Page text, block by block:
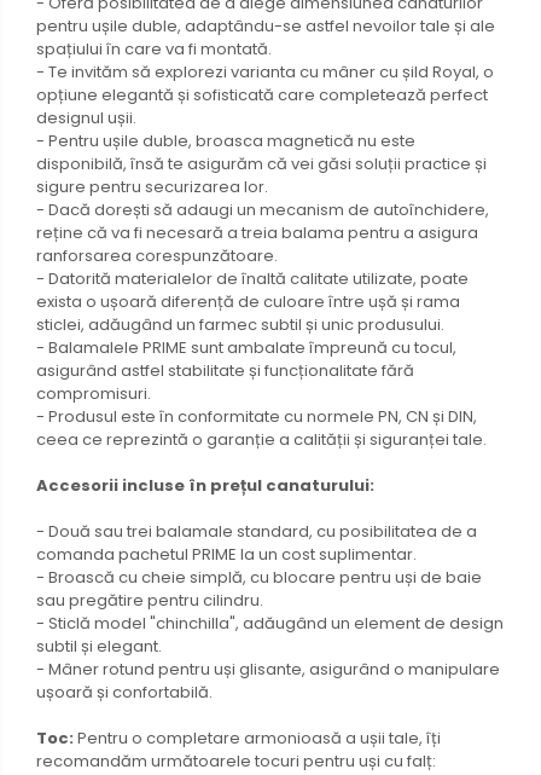
pentru ușile duble, adaptându-se astfel nevoilor tale și ale
spațiului în care va fi montată.
- Te invităm să explorezi varianta cu mâner cu șild Royal, o
opțiune elegantă și sofisticată care completează perfect
designul ușii.
- Pentru ușile duble, broasca magnetică nu este
disponibilă, însă te asigurăm că vei găsi soluții practice și
sigure pentru securizarea lor.
- Dacă dorești să adaugi un mecanism de autoînchidere,
reține că va fi necesară a treia balama pentru a asigura
ranforsarea corespunzătoare.
- Datorită materialelor de înaltă calitate utilizate, poate
exista o ușoară diferență de culoare între ușă și rama
sticlei, adăugând un farmec subtil și unic produsului.
- Balamalele PRIME sunt ambalate împreună cu tocul,
asigurând astfel stabilitate și funcționalitate fără
compromisuri.
- Produsul este în conformitate cu normele PN, CN și DIN,
ceea ce reprezintă o garanție a calității și siguranței tale.
Accesorii incluse în prețul canaturului:
- Două sau trei balamale standard, cu posibilitatea de a
comanda pachetul PRIME la un cost suplimentar.
- Broască cu cheie simplă, cu blocare pentru uși de baie
sau pregătire pentru cilindru.
- Sticlă model "chinchilla", adăugând un element de design
subtil și elegant.
- Mâner rotund pentru uși glisante, asigurând o manipulare
ușoară și confortabilă.
Toc: Pentru o completare armonioasă a ușii tale, îți
recomandăm următoarele tocuri pentru uși cu falț: